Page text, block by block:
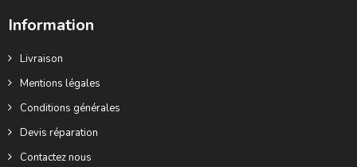
Information
Livraison
Mentions légales
Conditions générales
Devis réparation
Contactez nous